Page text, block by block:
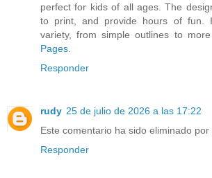
perfect for kids of all ages. The
to print, and provide hours of fun.
variety, from simple outlines to
Pages
Responder
rudy 25 de julio de 2026 a las 17:22
Este comentario ha sido eliminado por
Responder